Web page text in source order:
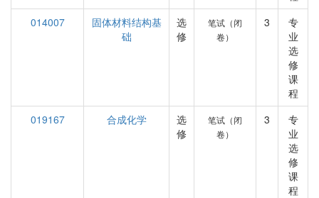
014007
固体材料结构基
础
选
修
笔试（闭
卷）
3
专
业
选
修
课
程
019167
合成化学
选
修
笔试（闭
卷）
3
专
业
选
修
课
程